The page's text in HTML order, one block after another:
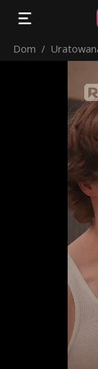
Dom /